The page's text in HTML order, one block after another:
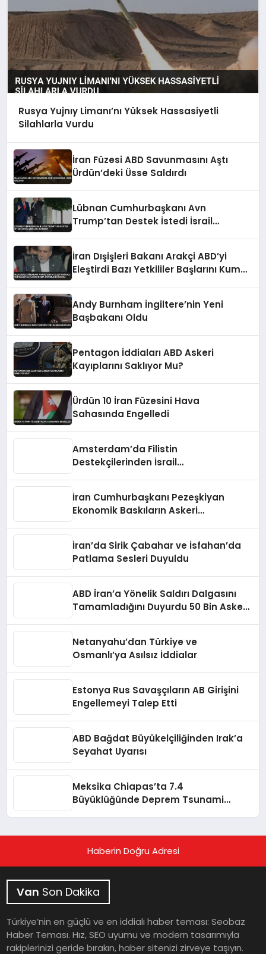
Rusya Yujnıy Limanı’nı Yüksek Hassasiyetli
Silahlarla Vurdu
İran Füzesi ABD Savunmasını Aştı
Ürdün’deki Üsse Saldırdı
Lübnan Cumhurbaşkanı Avn
Trump’tan Destek İstedi İsrail
İran Dışişleri Bakanı Arakçi ABD’yi
Eleştirdi Bazı Yetkililer Başlarını Kuma
Andy Burnham İngiltere’nin Yeni
Başbakanı Oldu
Pentagon İddiaları ABD Askeri
Kayıplarını Saklıyor Mu?
Ürdün 10 İran Füzesini Hava
Sahasında Engelledi
Amsterdam’da Filistin
Destekçilerinden İsrail
İran Cumhurbaşkanı Pezeşkiyan
Ekonomik Baskıların Askeri
İran’da Sirik Çabahar ve İsfahan’da
Patlama Sesleri Duyuldu
ABD İran’a Yönelik Saldırı Dalgasını
Tamamladığını Duyurdu 50 Bin Asker
Netanyahu’dan Türkiye ve
Osmanlı’ya Asılsız İddialar
Estonya Rus Savaşçıların AB Girişini
Engellemeyi Talep Etti
ABD Bağdat Büyükelçiliğinden Irak’a
Seyahat Uyarısı
Meksika Chiapas’ta 7.4
Büyüklüğünde Deprem Tsunami
Haberin Doğru Adresi
Van Son Dakika
Türkiye’nin en güçlü ve en iddialı haber teması: Seobaz
Haber Teması. Hız, SEO uyumu ve modern tasarımıyla
rakiplerinizi geride bırakın, haber sitenizi zirveye taşıyın.